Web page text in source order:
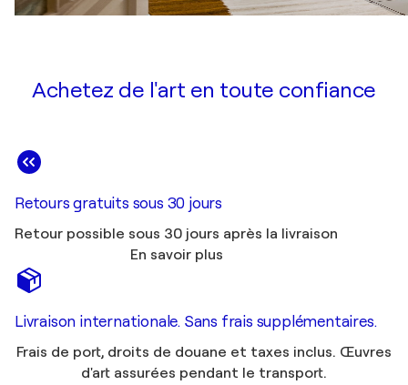
Achetez de l'art en toute confiance
Retours gratuits sous 30 jours
Retour possible sous 30 jours après la livraison
En savoir plus
Livraison internationale. Sans frais supplémentaires.
Frais de port, droits de douane et taxes inclus. Œuvres
d'art assurées pendant le transport.